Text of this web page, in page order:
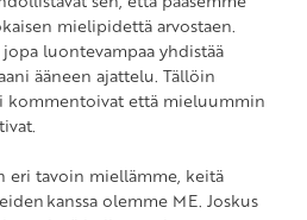
mielipidettä arvostaen.
luontevampaa yhdistää
ääneen ajattelu. Tällöin
kommentoivat että mieluummin
tavoin miellämme, keitä
kanssa olemme ME. Joskus